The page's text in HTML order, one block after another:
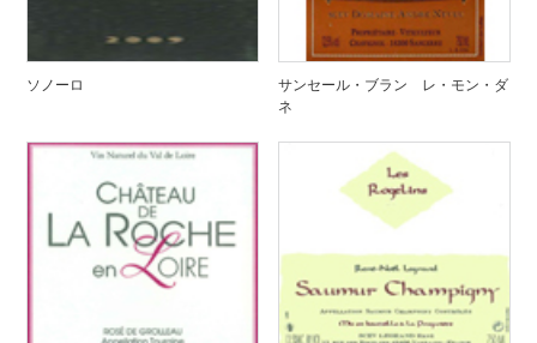
ソノーロ
サンセール・ブラン レ・モン・ダ
ネ